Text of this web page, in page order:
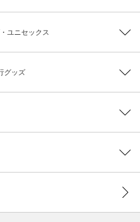
ユニセックス
グッズ